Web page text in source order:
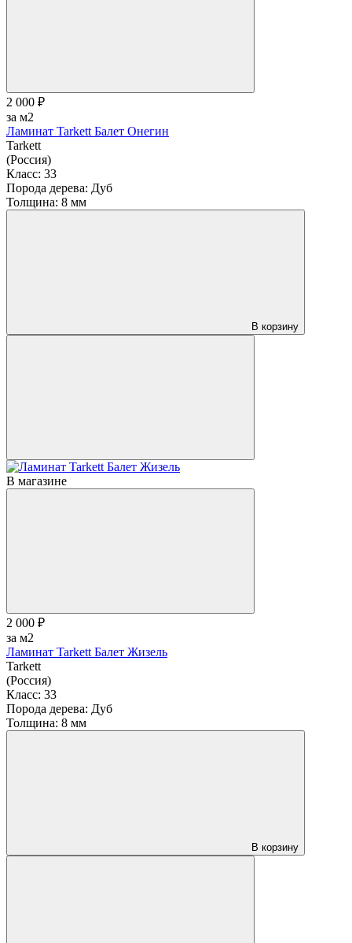
2 000 ₽
за м2
Ламинат Tarkett Балет Онегин
Tarkett
(Россия)
Класс: 33
Порода дерева: Дуб
Толщина: 8 мм
В корзину
В магазине
2 000 ₽
за м2
Ламинат Tarkett Балет Жизель
Tarkett
(Россия)
Класс: 33
Порода дерева: Дуб
Толщина: 8 мм
В корзину